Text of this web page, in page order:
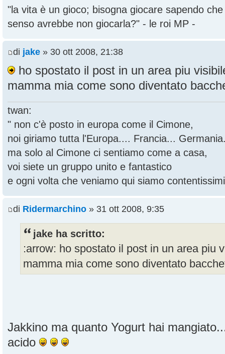
"la vita è un gioco; bisogna giocare sapendo
senso avrebbe non giocarla?" - le roi MP -
di jake » 30 ott 2008, 21:38
ho spostato il post in un area piu
mamma mia come sono diventato
twan:
" non c'è posto in europa come il Cimone,
noi giriamo tutta l'Europa.... Francia...
ma solo al Cimone ci sentiamo come a casa,
voi siete un gruppo unito e fantastico
e ogni volta che veniamo qui siamo contentissimi
di Ridermarchino » 31 ott 2008, 9:35
jake ha scritto:
:arrow: ho spostato il post in un area piu
mamma mia come sono diventato
Jakkino ma quanto Yogurt hai
acido